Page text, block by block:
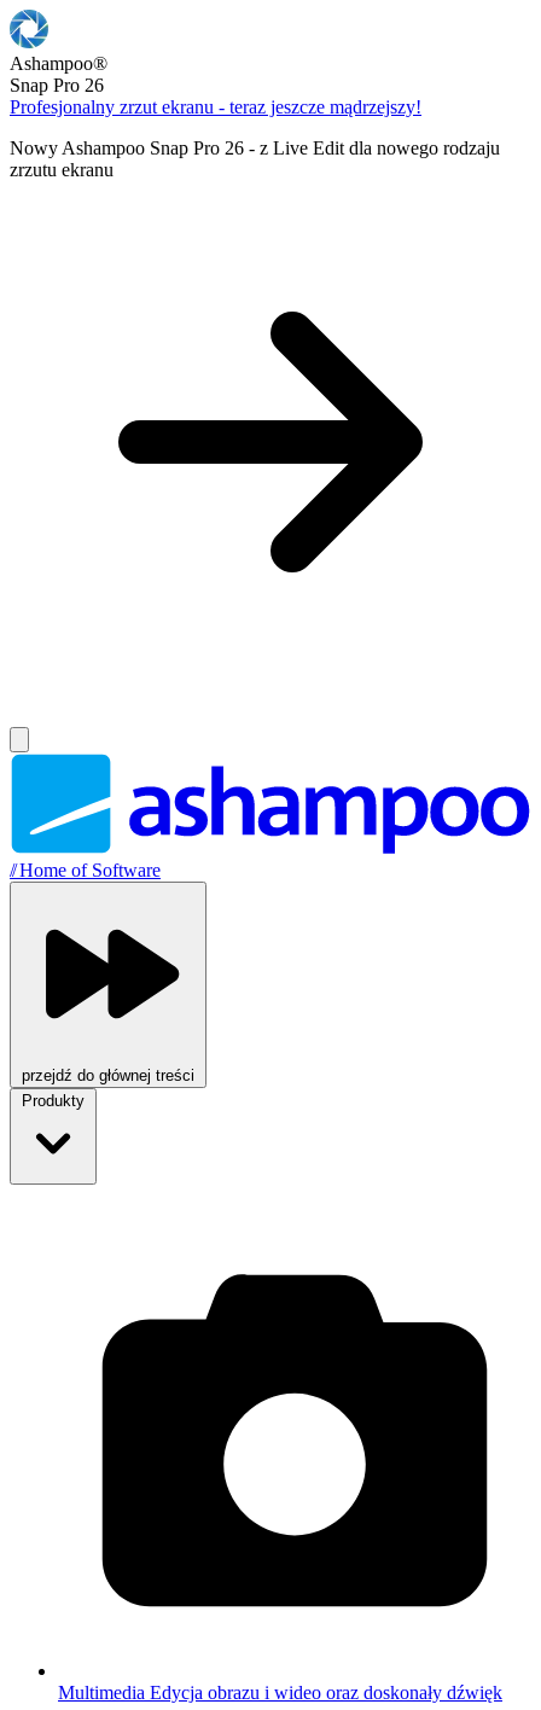
Ashampoo®
Snap Pro 26
Profesjonalny zrzut ekranu - teraz jeszcze mądrzejszy!
Nowy Ashampoo Snap Pro 26 - z Live Edit dla nowego rodzaju
zrzutu ekranu
//Home of Software
przejdź do głównej treści
Produkty
Multimedia Edycja obrazu i wideo oraz doskonały dźwięk